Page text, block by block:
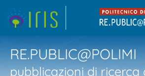
RE.PUBLIC@POLIMI
pubblicazioni di ricerca